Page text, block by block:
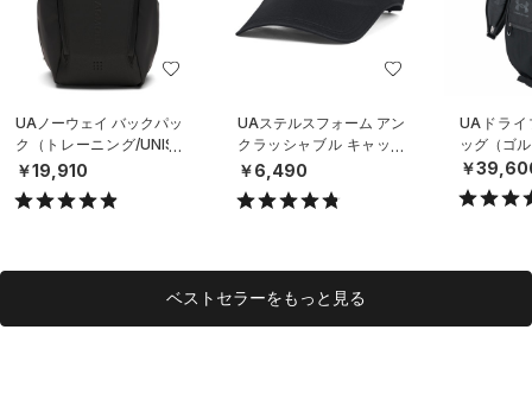
UAノーウェイ バックパッ
ク（トレーニング/UNISE
X）
￥19,910
UAステルスフォーム アン
クラッシャブル キャップ
（ライフスタイル/UNISE
￥6,490
UAドライ
ッグ（ゴ
￥
ベストセラーをもっと見る